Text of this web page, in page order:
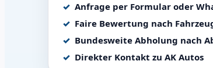
Anfrage per Formular oder
Faire Bewertung nach
Bundesweite Abholung nach
Direkter Kontakt zu AK Autos